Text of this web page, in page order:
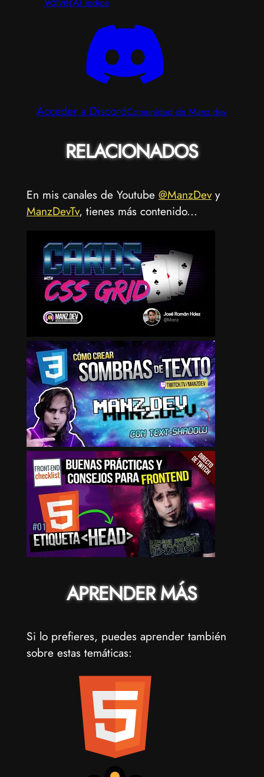
Al índice
Acceder a DiscordComunidad de Manz.dev
RELACIONADOS
En mis canales de Youtube @ManzDevy
ManzDevTv, tienes más contenido...
APRENDER MÁS
Si lo prefieres, puedes aprender también
sobre estas temáticas: